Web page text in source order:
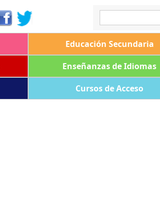
Educación Secundaria
Enseñanzas de Idiomas
Cursos de Acceso